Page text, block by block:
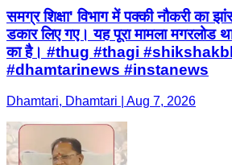
समग्र शिक्षा' विभाग में पक्की नौकरी का
डकार लिए गए। यह पूरा मामला मगरलोड
का है। #thug #thagi
#dhamtarinews #instanews
Dhamtari, Dhamtari | Aug 7, 2026